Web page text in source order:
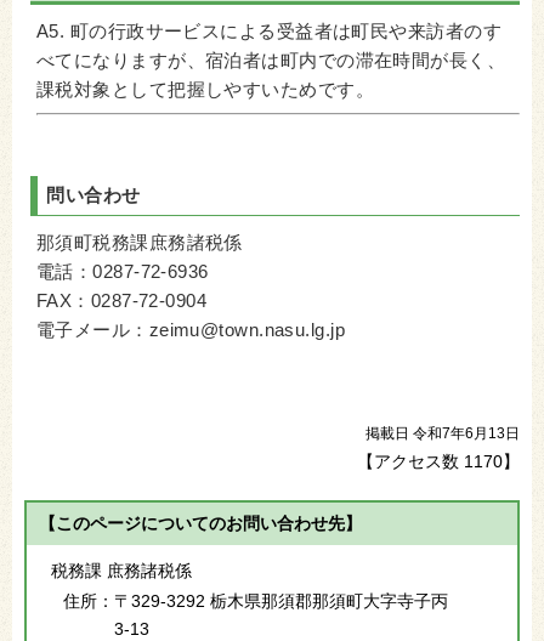
A5. 町の行政サービスによる受益者は町民や来訪者のす
べてになりますが、宿泊者は町内での滞在時間が長く、
課税対象として把握しやすいためです。
問い合わせ
那須町税務課庶務諸税係
電話：0287-72-6936
FAX：0287-72-0904
電子メール：zeimu@town.nasu.lg.jp
掲載日 令和7年6月13日
【アクセス数 1170】
【このページについてのお問い合わせ先】
税務課 庶務諸税係
住所： 〒329-3292 栃木県那須郡那須町大字寺子丙
3-13